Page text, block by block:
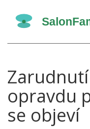
opravdu
se objeví